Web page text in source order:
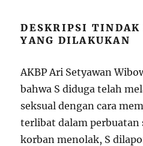
DESKRIPSI TINDAK
YANG DILAKUKAN
AKBP Ari Setyawan
bahwa S diduga telah
seksual dengan cara
terlibat dalam perbuatan
korban menolak, S